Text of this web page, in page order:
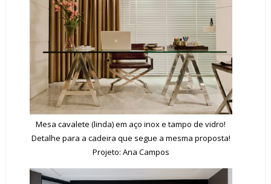
Mesa cavalete (linda) em aço inox e tampo de vidro!
Detalhe para a cadeira que segue a mesma proposta!
Projeto: Ana Campos